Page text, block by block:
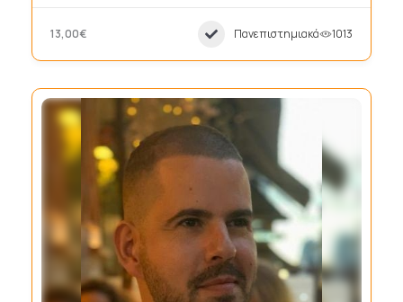
13,00€ Πανεπιστημιακά 1013